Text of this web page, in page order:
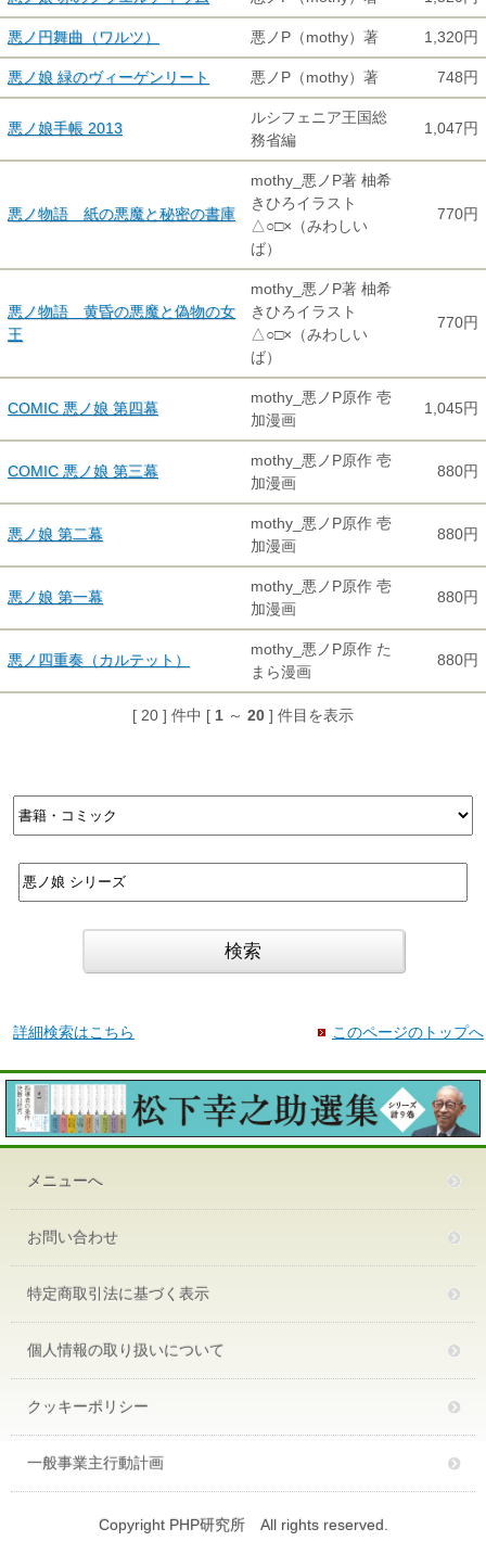
悪ノ円舞曲（ワルツ） 悪ノP（mothy）著 1,320円
悪ノ娘 緑のヴィーゲンリート 悪ノP（mothy）著 748円
悪ノ娘手帳 2013
ルシフェニア王国総
務省編
1,047円
悪ノ物語 紙の悪魔と秘密の書庫
mothy_悪ノP著 柚希
きひろイラスト
△○□×（みわしい
ば）
770円
悪ノ物語 黄昏の悪魔と偽物の女
王
mothy_悪ノP著 柚希
きひろイラスト
△○□×（みわしい
ば）
770円
COMIC 悪ノ娘 第四幕
mothy_悪ノP原作 壱
加漫画
1,045円
COMIC 悪ノ娘 第三幕
mothy_悪ノP原作 壱
加漫画
880円
悪ノ娘 第二幕
mothy_悪ノP原作 壱
加漫画
880円
悪ノ娘 第一幕
mothy_悪ノP原作 壱
加漫画
880円
悪ノ四重奏（カルテット）
mothy_悪ノP原作 た
まら漫画
880円
[ 20 ] 件中 [ 1 ～ 20 ] 件目を表示
詳細検索はこちら このページのトップへ
メニューへ
お問い合わせ
特定商取引法に基づく表示
個人情報の取り扱いについて
クッキーポリシー
一般事業主行動計画
Copyright PHP研究所 All rights reserved.